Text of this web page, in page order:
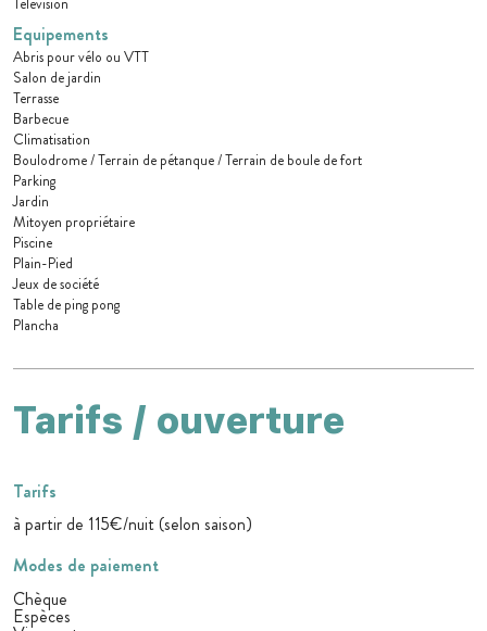
Télévision
Equipements
Abris pour vélo ou VTT
Salon de jardin
Terrasse
Barbecue
Climatisation
Boulodrome / Terrain de pétanque / Terrain de boule de fort
Parking
Jardin
Mitoyen propriétaire
Piscine
Plain-Pied
Jeux de société
Table de ping pong
Plancha
Tarifs / ouverture
Tarifs
à partir de 115€/nuit (selon saison)
Modes de paiement
Chèque
Espèces